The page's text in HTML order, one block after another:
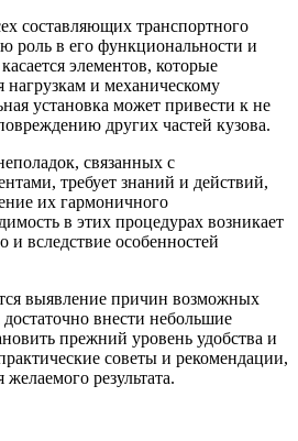
составляющих транспортного
роль в его функциональности и
элементов, которые
нагрузкам и механическому
установка может привести к не
других частей кузова.
связанных с
требует знаний и действий,
их гармоничного
в этих процедурах возникает
и вследствие особенностей
выявление причин возможных
внести небольшие
прежний уровень удобства и
советы и рекомендации,
результата.